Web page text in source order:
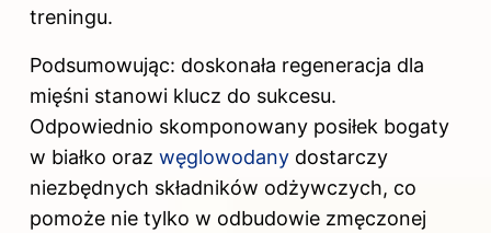
treningu.
Podsumowując: doskonała regeneracja dla
mięśni stanowi klucz do sukcesu.
Odpowiednio skomponowany posiłek bogaty
w białko oraz węglowodany dostarczy
niezbędnych składników odżywczych, co
pomoże nie tylko w odbudowie zmęczonej